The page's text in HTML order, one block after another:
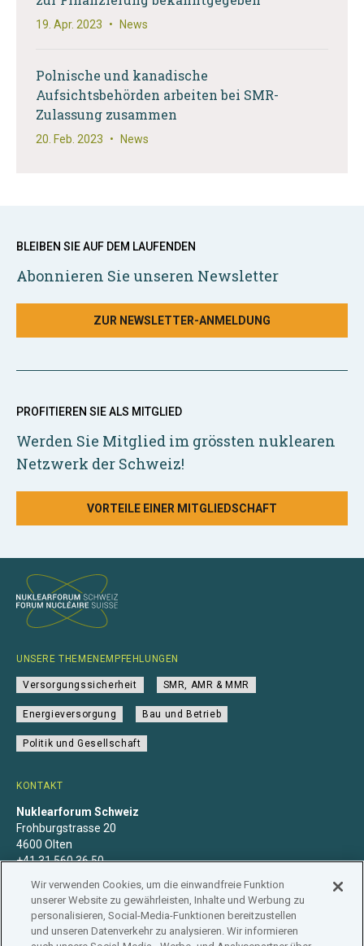
19. Apr. 2023 • News
Polnische und kanadische
Aufsichtsbehörden arbeiten bei SMR-
Zulassung zusammen
20. Feb. 2023 • News
BLEIBEN SIE AUF DEM LAUFENDEN
Abonnieren Sie unseren Newsletter
ZUR NEWSLETTER-ANMELDUNG
PROFITIEREN SIE ALS MITGLIED
Werden Sie Mitglied im grössten nuklearen
Netzwerk der Schweiz!
VORTEILE EINER MITGLIEDSCHAFT
KONTAKT
Nuklearforum Schweiz
Frohburgstrasse 20
4600 Olten
+41 31 560 36 50
UNSERE THEMENEMPFEHLUNGEN
Versorgungssicherheit SMR, AMR & MMR
Energieversorgung Bau und Betrieb
Politik und Gesellschaft
Wir verwenden Cookies, um die einwandfreie Funktion
unserer Website zu gewährleisten, Inhalte und Werbung zu
personalisieren, Social-Media-Funktionen bereitzustellen
und unseren Datenverkehr zu analysieren. Wir informieren